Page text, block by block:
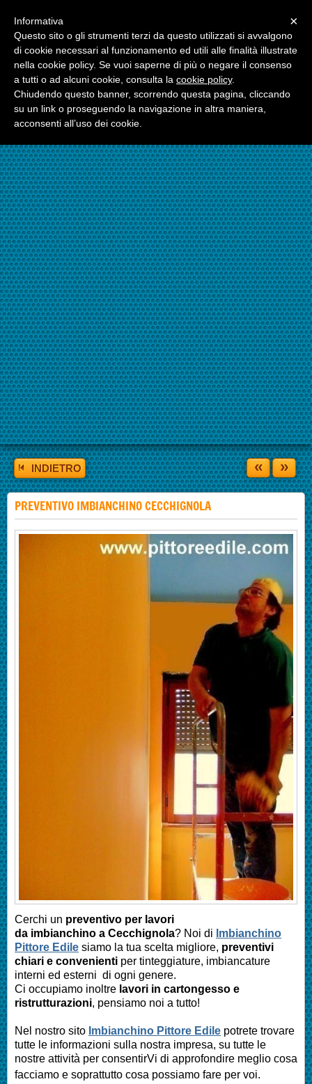
☎324.7403485
INDIETRO « »
PREVENTIVO IMBIANCHINO CECCHIGNOLA
Cerchi un preventivo per lavori
da imbianchino a Cecchignola? Noi di Imbianchino
Pittore Edile siamo la tua scelta migliore, preventivi
chiari e convenienti per tinteggiature, imbiancature
interni ed esterni di ogni genere.
Ci occupiamo inoltre lavori in cartongesso e
ristrutturazioni, pensiamo noi a tutto!
Nel nostro sito Imbianchino Pittore Edile potrete trovare
tutte le informazioni sulla nostra impresa, su tutte le
nostre attività per consentirVi di approfondire meglio cosa
facciamo e soprattutto cosa possiamo fare per voi.
×
Informativa
Questo sito o gli strumenti terzi da questo utilizzati si avvalgono
di cookie necessari al funzionamento ed utili alle finalità illustrate
nella cookie policy. Se vuoi saperne di più o negare il consenso
a tutti o ad alcuni cookie, consulta la cookie policy.
Chiudendo questo banner, scorrendo questa pagina, cliccando
su un link o proseguendo la navigazione in altra maniera,
acconsenti all’uso dei cookie.